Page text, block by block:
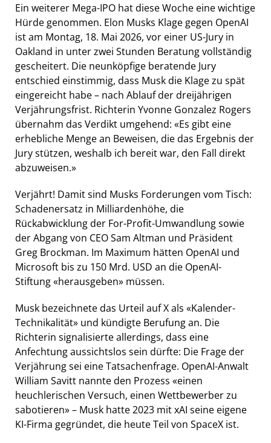
Ein weiterer Mega-IPO hat diese Woche eine wichtige
Hürde genommen. Elon Musks Klage gegen OpenAI
ist am Montag, 18. Mai 2026, vor einer US-Jury in
Oakland in unter zwei Stunden Beratung vollständig
gescheitert. Die neunköpfige beratende Jury
entschied einstimmig, dass Musk die Klage zu spät
eingereicht habe – nach Ablauf der dreijährigen
Verjährungsfrist. Richterin Yvonne Gonzalez Rogers
übernahm das Verdikt umgehend: «Es gibt eine
erhebliche Menge an Beweisen, die das Ergebnis der
Jury stützen, weshalb ich bereit war, den Fall direkt
abzuweisen.»
Verjährt! Damit sind Musks Forderungen vom Tisch:
Schadenersatz in Milliardenhöhe, die
Rückabwicklung der For-Profit-Umwandlung sowie
der Abgang von CEO Sam Altman und Präsident
Greg Brockman. Im Maximum hätten OpenAI und
Microsoft bis zu 150 Mrd. USD an die OpenAI-
Stiftung «herausgeben» müssen.
Musk bezeichnete das Urteil auf X als «Kalender-
Technikalität» und kündigte Berufung an. Die
Richterin signalisierte allerdings, dass eine
Anfechtung aussichtslos sein dürfte: Die Frage der
Verjährung sei eine Tatsachenfrage. OpenAI-Anwalt
William Savitt nannte den Prozess «einen
heuchlerischen Versuch, einen Wettbewerber zu
sabotieren» – Musk hatte 2023 mit xAI seine eigene
KI-Firma gegründet, die heute Teil von SpaceX ist.